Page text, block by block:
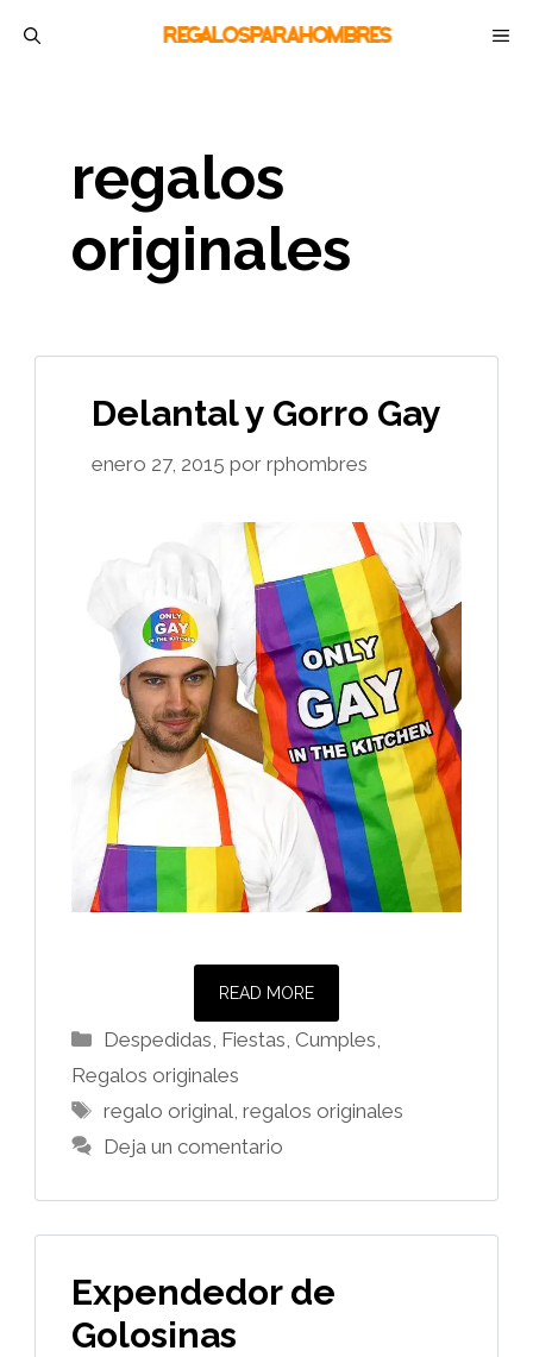
regalos
originales
Delantal y Gorro Gay
enero 27, 2015 por rphombres
READ MORE
Categorías
Despedidas, Fiestas, Cumples
Regalos originales
Etiquetas
regalo original ,regalos originales
Deja un comentario
Expendedor de
Golosinas